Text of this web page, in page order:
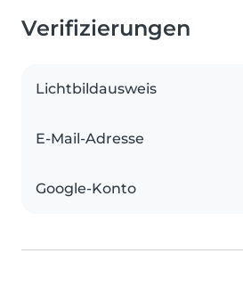
Verifizierungen
Lichtbildausweis
E-Mail-Adresse
Google-Konto